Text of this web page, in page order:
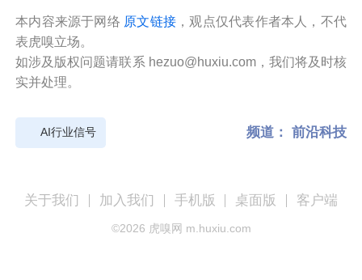
本内容来源于网络 原文链接 ，观点仅代表作者本人，不代
表虎嗅立场。
如涉及版权问题请联系 hezuo@huxiu.com，我们将及时核
实并处理。
AI行业信号 频道： 前沿科技
关于我们 加入我们 手机版 桌面版 客户端
©2026 虎嗅网 m.huxiu.com